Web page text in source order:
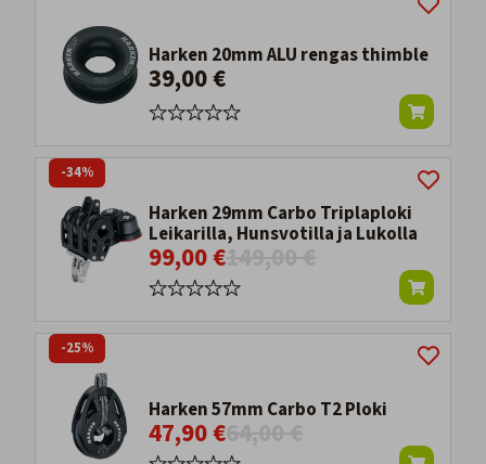
Harken 20mm ALU rengas thimble
39,00 €
Harken 29mm Carbo Triplaploki
Leikarilla, Hunsvotilla ja Lukolla
99,00 €
-34%
Harken 57mm Carbo T2 Ploki
47,90 €
-25%